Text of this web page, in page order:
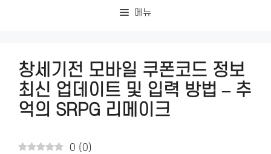
메뉴
창세기전 모바일 쿠폰코드 정보
최신 업데이트 및 입력 방법 – 추
억의 SRPG 리메이크
0 ( 0)